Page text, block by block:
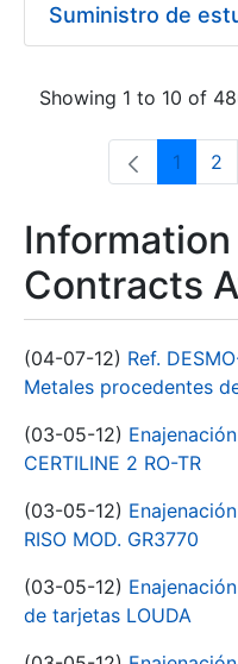
Showing 1 to 10 of
Page
1 2
Contracts
(04-07-12) Ref.
Metales procedentes
(03-05-12)
CERTILINE 2 RO-TR
(03-05-12)
RISO MOD. GR3770
(03-05-12)
de tarjetas LOUDA